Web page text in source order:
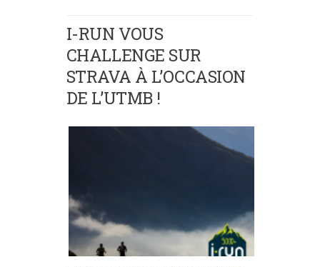
I-RUN VOUS
CHALLENGE SUR
STRAVA À L’OCCASION
DE L’UTMB !